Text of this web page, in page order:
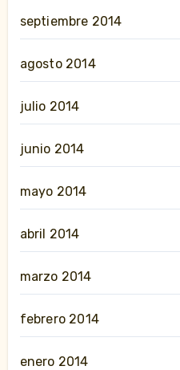
septiembre 2014
agosto 2014
julio 2014
junio 2014
mayo 2014
abril 2014
marzo 2014
febrero 2014
enero 2014